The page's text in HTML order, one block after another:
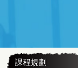
課程規劃